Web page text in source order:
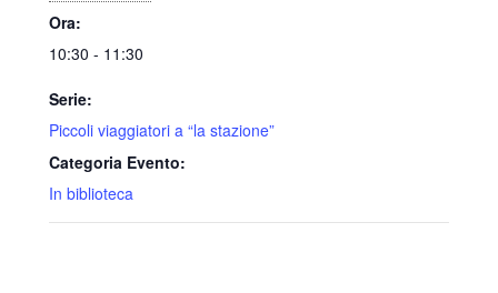
Ora:
10:30 - 11:30
Serie:
Piccoli viaggiatori a “la stazione”
Categoria Evento:
In biblioteca